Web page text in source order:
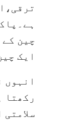
چین
ایک
انہوں
رکھتا